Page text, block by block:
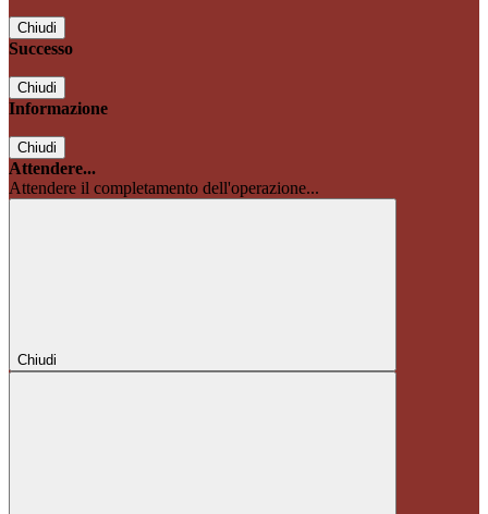
Chiudi
Successo
Chiudi
Informazione
Chiudi
Attendere...
Attendere il completamento dell'operazione...
Chiudi